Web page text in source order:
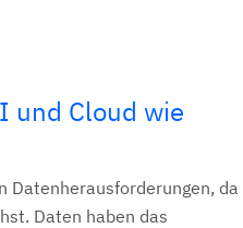
und Cloud wie
Datenherausforderungen, da
Daten haben das